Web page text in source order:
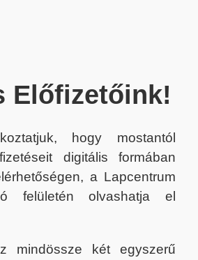
Előfizetőink!
hogy mostantól
digitális formában
a Lapcentrum
felületén olvashatja el
mindössze két egyszerű